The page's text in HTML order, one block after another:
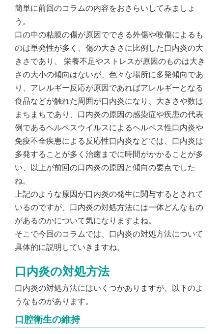
簡単に前回のコラムの内容をおさらいしてみましょ
う。
口の中の粘膜の傷が原因でできる外傷や咬傷によるも
のは単発性が多く、傷の大きさに比例した口内炎の大
きさであり、 栄養不足やストレスが原因のものは大き
さの大小の傾向はないが、色々な場所に多発傾向であ
り、アレルギー反応が原因であればアレルギーとなる
食品などが触れた周囲が口内炎になり、大きさや数は
まちまちであり、口内炎の原因の感染症や疾患の代表
例であるヘルペスウイルスによるヘルペス性口内炎や
免疫不全疾患による反応性口内炎などでは、口内炎は
多発することが多く治癒までに時間がかかることが多
い、以上が前回の口内炎の原因と傾向の要点でした
ね。
上記のような原因が口内炎の発生に関与するとされて
いるのですが、口内炎の対処方法には一体どんなもの
があるのかについて気になりますよね。
そこで今回のコラムでは、口内炎の対処方法について
具体的に説明していきますね。
口内炎の対処方法
口内炎の対処方法にはいくつかありますが、以下のよ
うなものがあります。
口腔衛生の維持